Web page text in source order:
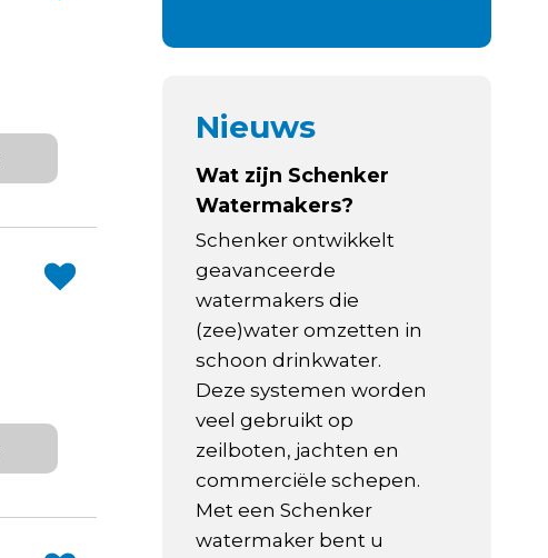
Nieuws
Wat zijn Schenker
Watermakers?
Schenker ontwikkelt
geavanceerde
watermakers die
(zee)water omzetten in
schoon drinkwater.
Deze systemen worden
veel gebruikt op
zeilboten, jachten en
commerciële schepen.
Met een Schenker
watermaker bent u